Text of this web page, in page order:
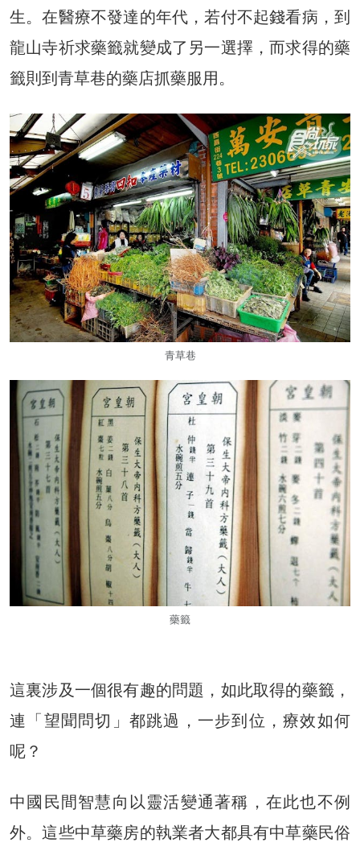
生。在醫療不發達的年代，若付不起錢看病，到
龍山寺祈求藥籤就變成了另一選擇，而求得的藥
籤則到青草巷的藥店抓藥服用。
青草巷
藥籤
這裏涉及一個很有趣的問題，如此取得的藥籤，
連「望聞問切」都跳過，一步到位，療效如何
呢？
中國民間智慧向以靈活變通著稱，在此也不例
外。這些中草藥房的執業者大都具有中草藥民俗